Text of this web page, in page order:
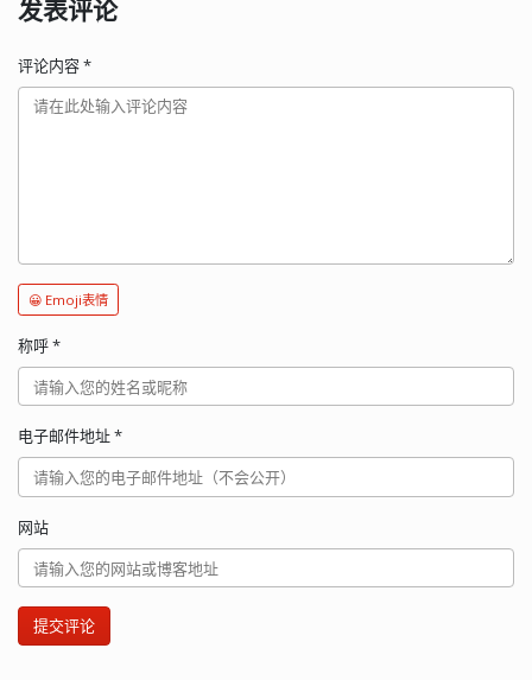
发表评论
评论内容*
😀 Emoji表情
称呼*
电子邮件地址*
网站
提交评论